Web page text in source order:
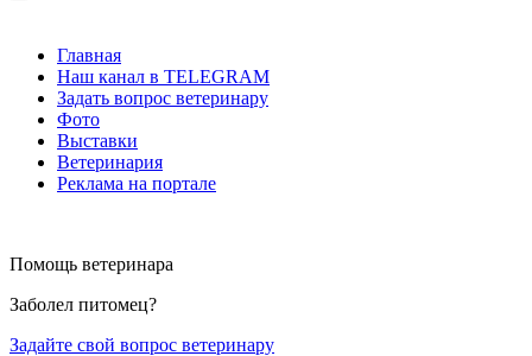
Главная
Наш канал в TELEGRAM
Задать вопрос ветеринару
Фото
Выставки
Ветеринария
Реклама на портале
Помощь ветеринара
Заболел питомец?
Задайте свой вопрос ветеринару